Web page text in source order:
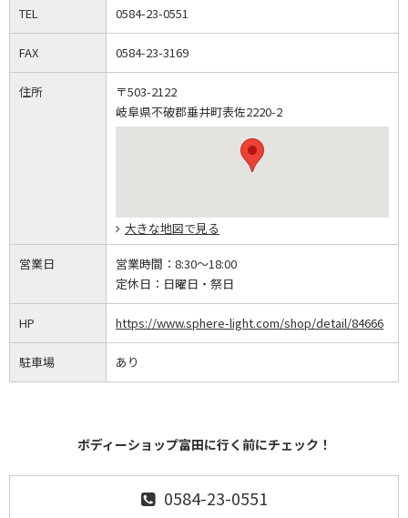
TEL 0584-23-0551
FAX 0584-23-3169
住所
〒503-2122
岐阜県不破郡垂井町表佐2220-2
大きな地図で見る
営業日 営業時間： 8:30～18:00
定休日： 日曜日・祭日
HP https://www.sphere-light.com/shop/detail/84666
駐車場 あり
ボディーショップ富田に行く前にチェック！
0584-23-0551